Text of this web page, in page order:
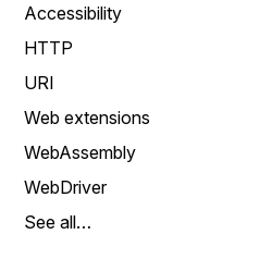
Accessibility
HTTP
URI
Web extensions
WebAssembly
WebDriver
See all…